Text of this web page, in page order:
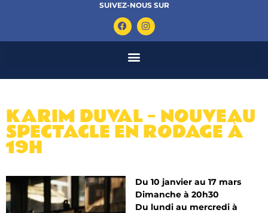
SUIVEZ-NOUS SUR
KARIM DUVAL – NOUVEAU
SPECTACLE EN RODAGE À
19H
Du 10 janvier au 17 mars
Dimanche à 20h30
Du lundi au mercredi à